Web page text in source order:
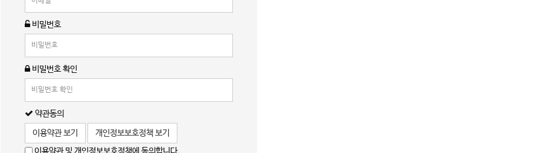
비밀번호
비밀번호 확인
약관동의
이용약관 보기
개인정보보호정책 보기